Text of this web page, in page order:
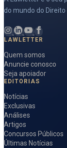
do mundo do
LAWLETTER
Quem somos
Anuncie conosco
Seja apoiador
EDITORIAS
Notícias
Exclusivas
Análises
Artigos
Concursos Públicos
Últimas Notícias